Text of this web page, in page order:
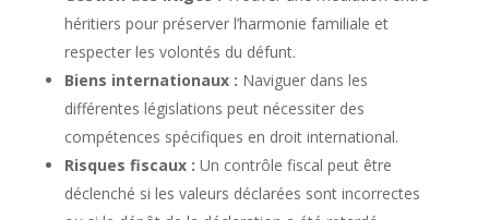
héritiers pour préserver l’harmonie familiale et
respecter les volontés du défunt.
Biens internationaux : Naviguer dans les
différentes législations peut nécessiter des
compétences spécifiques en droit international.
Risques fiscaux : Un contrôle fiscal peut être
déclenché si les valeurs déclarées sont incorrectes